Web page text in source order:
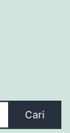
Cari